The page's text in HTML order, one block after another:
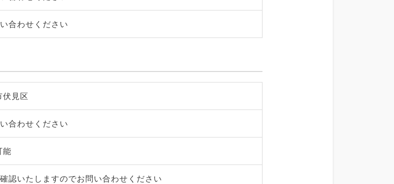
合わせください
伏見区
合わせください
能
認いたしますのでお問い合わせください